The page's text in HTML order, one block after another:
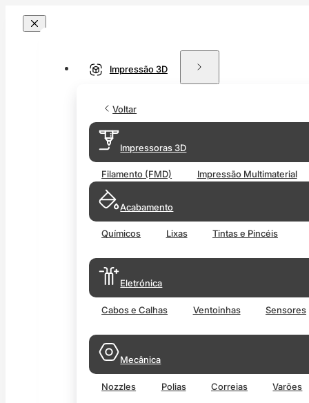
Impressão 3D
Voltar
Impressoras 3D
Filamento (FMD) Impressão Multimaterial
Acabamento
Químicos Lixas Tintas e Pincéis
Eletrónica
Cabos e Calhas Ventoinhas Sensores
Mecânica
Nozzles Polias Correias Varões